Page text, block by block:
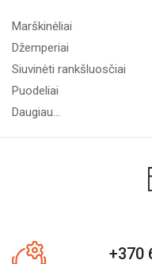
Marškinėliai
Džemperiai
Siuvinėti rankšluosčiai
Puodeliai
Daugiau...
+370